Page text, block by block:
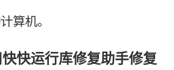
算机。
快运行库修复助手修复